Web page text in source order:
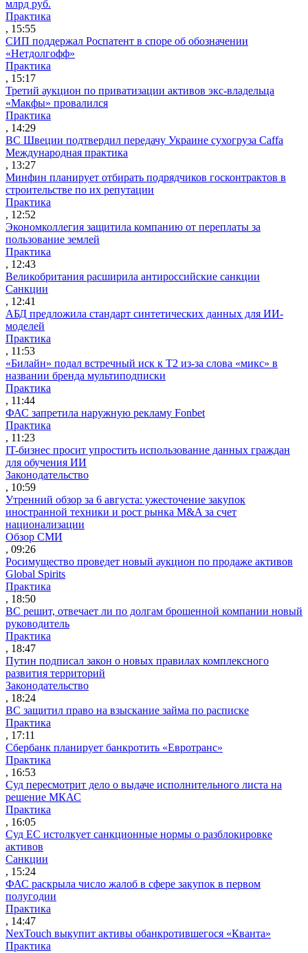
млрд руб.
Практика
, 15:55
СИП поддержал Роспатент в споре об обозначении
«Нетдолгофф»
Практика
, 15:17
Третий аукцион по приватизации активов экс-владельца
«Макфы» провалился
Практика
, 14:29
ВС Швеции подтвердил передачу Украине сухогруза Caffa
Международная практика
, 13:27
Минфин планирует отбирать подрядчиков госконтрактов в
строительстве по их репутации
Практика
, 12:52
Экономколлегия защитила компанию от переплаты за
пользование землей
Практика
, 12:43
Великобритания расширила антироссийские санкции
Санкции
, 12:41
АБД предложила стандарт синтетических данных для ИИ-
моделей
Практика
, 11:53
«Билайн» подал встречный иск к Т2 из-за слова «микс» в
названии бренда мультиподписки
Практика
, 11:44
ФАС запретила наружную рекламу Fonbet
Практика
, 11:23
IT-бизнес просит упростить использование данных граждан
для обучения ИИ
Законодательство
, 10:59
Утренний обзор за 6 августа: ужесточение закупок
иностранной техники и рост рынка M&A за счет
национализации
Обзор СМИ
, 09:26
Росимущество проведет новый аукцион по продаже активов
Global Spirits
Практика
, 18:50
ВС решит, отвечает ли по долгам брошенной компании новый
руководитель
Практика
, 18:47
Путин подписал закон о новых правилах комплексного
развития территорий
Законодательство
, 18:24
ВС защитил право на взыскание займа по расписке
Практика
, 17:11
Сбербанк планирует банкротить «Евротранс»
Практика
, 16:53
Суд пересмотрит дело о выдаче исполнительного листа на
решение МКАС
Практика
, 16:05
Суд ЕС истолкует санкционные нормы о разблокировке
активов
Санкции
, 15:24
ФАС раскрыла число жалоб в сфере закупок в первом
полугодии
Практика
, 14:47
NexTouch выкупит активы обанкротившегося «Кванта»
Практика